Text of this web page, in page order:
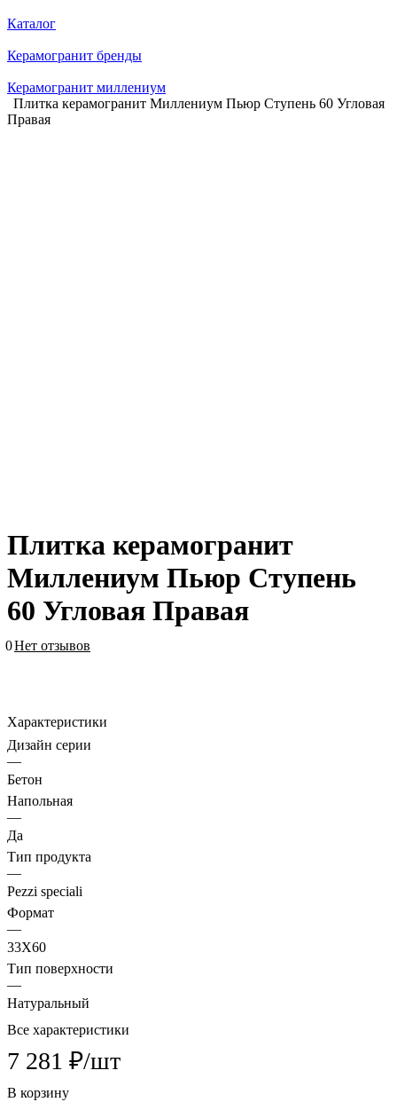
Каталог
Керамогранит бренды
Керамогранит миллениум
Плитка керамогранит Миллениум Пьюр Ступень 60 Угловая
Правая
Плитка керамогранит
Миллениум Пьюр Ступень
60 Угловая Правая
0Нет отзывов
Характеристики
Дизайн серии
—
Бетон
Напольная
—
Да
Тип продукта
—
Pezzi speciali
Формат
—
33X60
Тип поверхности
—
Натуральный
Все характеристики
7 281 ₽/шт
В корзину